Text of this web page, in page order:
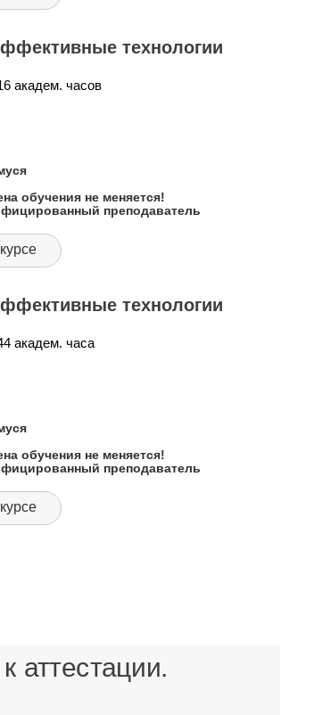
технологии
академ. часов
обучения не меняется!
преподаватель
технологии
академ. часа
обучения не меняется!
преподаватель
аттестации.